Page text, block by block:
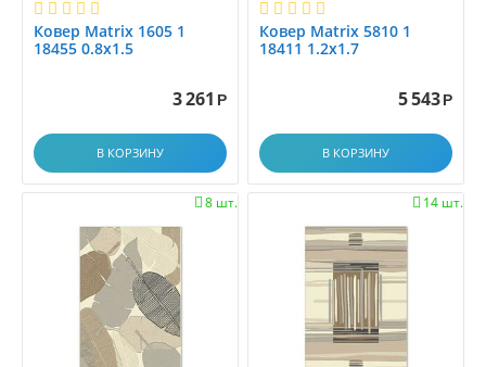
1.4x2
1.4x2.0
1.4x3.0
1.4x3.5
1.4x4.5
1.4x5.0
1.4x5.5
1.4x6.0
1.5
Ковер Matrix 1605 1
18455 0.8x1.5
3 261 Р
В КОРЗИНУ
Ковер Matrix 5810 1
18411 1.2x1.7
5 543 Р
В КОРЗИНУ
8 шт.
 14 шт.
